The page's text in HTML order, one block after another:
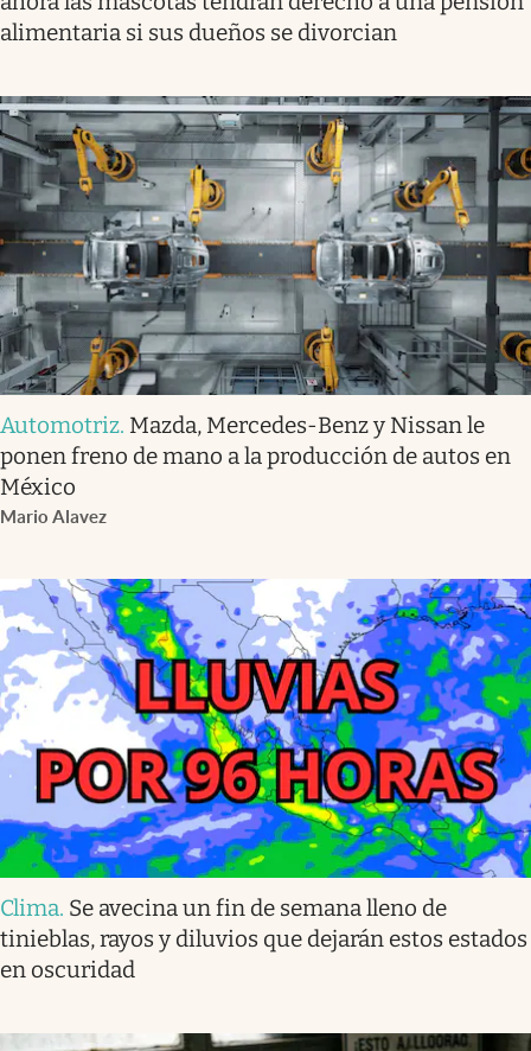
alimentaria si sus dueños se divorcian
Automotriz. Mazda, Mercedes-Benz y Nissan le
ponen freno de mano a la producción de autos en
México
Mario Alavez
Clima. Se avecina un fin de semana lleno de
tinieblas, rayos y diluvios que dejarán estos estados
en oscuridad